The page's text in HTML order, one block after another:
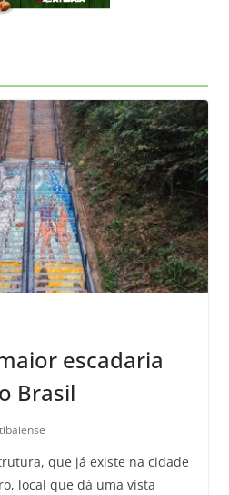
escadaria
Brasil
que já existe na cidade
local que dá uma vista